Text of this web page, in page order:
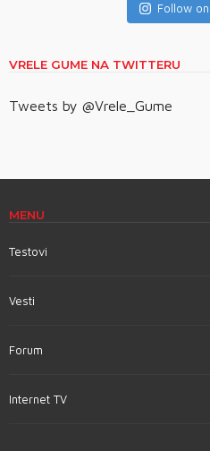
Follow
VRELE GUME NA TWITTERU
Tweets by @Vrele_Gume
MENU
Testovi
Vesti
Forum
Internet TV